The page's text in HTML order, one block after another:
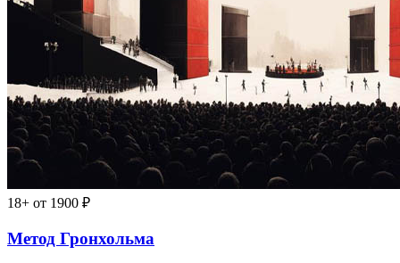
18+ от 1900 ₽
Метод Гронхольма